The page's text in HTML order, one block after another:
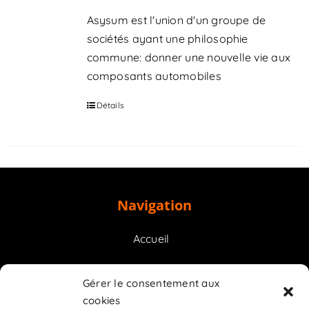
Gérer le consentement aux
cookies
Asysum est l'union d'un groupe de
sociétés ayant une philosophie
commune: donner une nouvelle vie aux
composants automobiles
Détails
Navigation
Accueil